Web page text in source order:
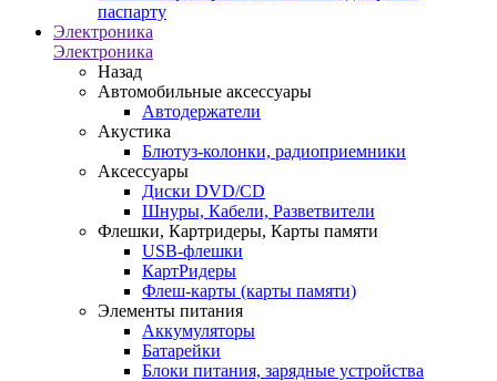
паспарту
Электроника
Электроника
Назад
Автомобильные аксессуары
Автодержатели
Акустика
Блютуз-колонки, радиоприемники
Аксессуары
Диски DVD/CD
Шнуры, Кабели, Разветвители
Флешки, Картридеры, Карты памяти
USB-флешки
КартРидеры
Флеш-карты (карты памяти)
Элементы питания
Аккумуляторы
Батарейки
Блоки питания, зарядные устройства